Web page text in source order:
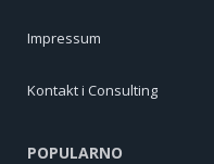
Impressum
Kontakt i Consulting
POPULARNO